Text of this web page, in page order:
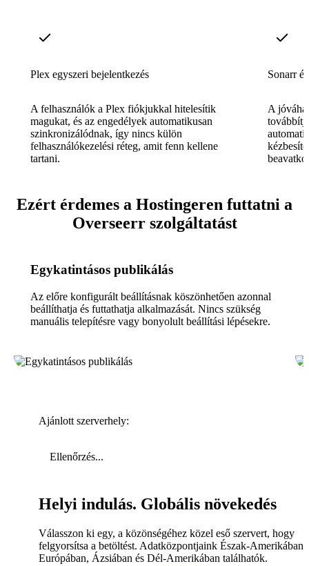
Plex egyszeri bejelentkezés
A felhasználók a Plex fiókjukkal hitelesítik
magukat, és az engedélyek automatikusan
szinkronizálódnak, így nincs külön
felhasználókezelési réteg, amit fenn kellene
tartani.
Sonarr
A
Ezért érdemes a Hostingeren futtatni a
Overseerr szolgáltatást
Egykatintásos publikálás
Az előre konfigurált beállításnak köszönhetően azonnal
beállíthatja és futtathatja alkalmazását. Nincs szükség
manuális telepítésre vagy bonyolult beállítási lépésekre.
Ajánlott szerverhely:
Ellenőrzés...
Helyi indulás. Globális növekedés
Válasszon ki egy, a közönségéhez közel eső szervert, hogy
felgyorsítsa a betöltést. Adatközpontjaink Észak-Amerikában,
Európában, Ázsiában és Dél-Amerikában találhatók.